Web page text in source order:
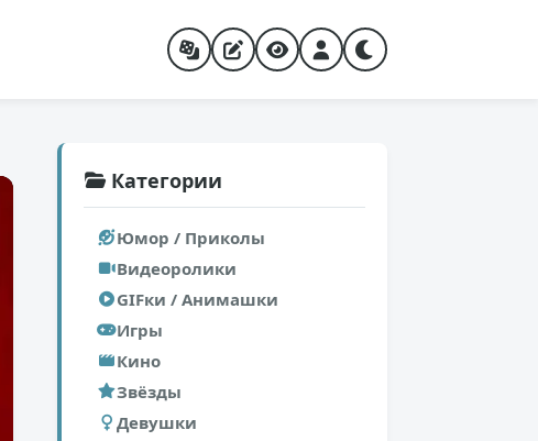
Категории
Юмор / Приколы
Видеоролики
GIFки / Анимашки
Игры
Кино
Звёзды
Девушки